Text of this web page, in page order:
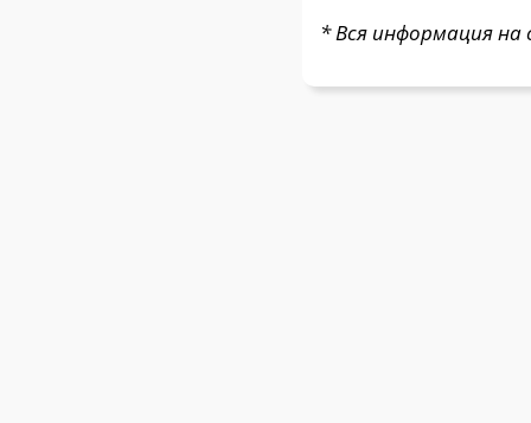
* Вся информация на